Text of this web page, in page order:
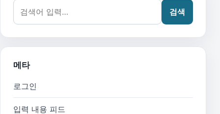
검색어:
검색
메타
로그인
입력 내용 피드